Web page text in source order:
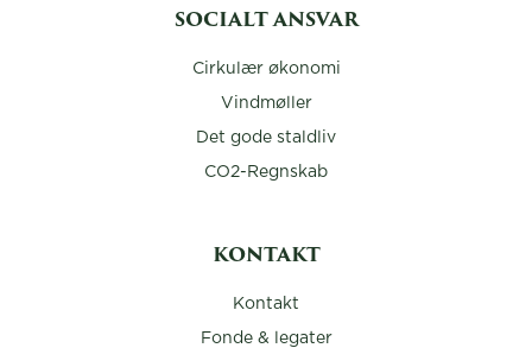
SOCIALT ANSVAR
Cirkulær økonomi
Vindmøller
Det gode staldliv
CO2-Regnskab
KONTAKT
Kontakt
Fonde & legater